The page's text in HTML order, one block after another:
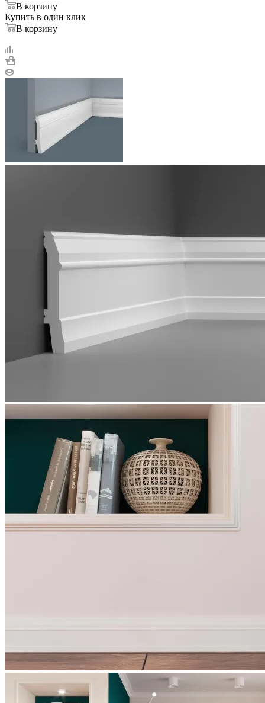
В корзину
Купить в один клик
В корзину